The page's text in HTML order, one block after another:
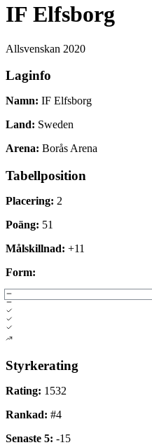
IF Elfsborg
Allsvenskan 2020
Laginfo
Namn: IF Elfsborg
Land: Sweden
Arena: Borås Arena
Tabellposition
Placering: 2
Poäng: 51
Målskillnad: +11
Form:
Styrkerating
Rating: 1532
Rankad: #4
Senaste 5: -15